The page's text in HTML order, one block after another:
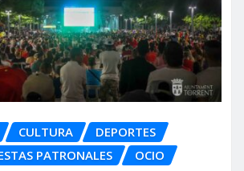
CULTURA
DEPORTES
PATRONALES OCIO